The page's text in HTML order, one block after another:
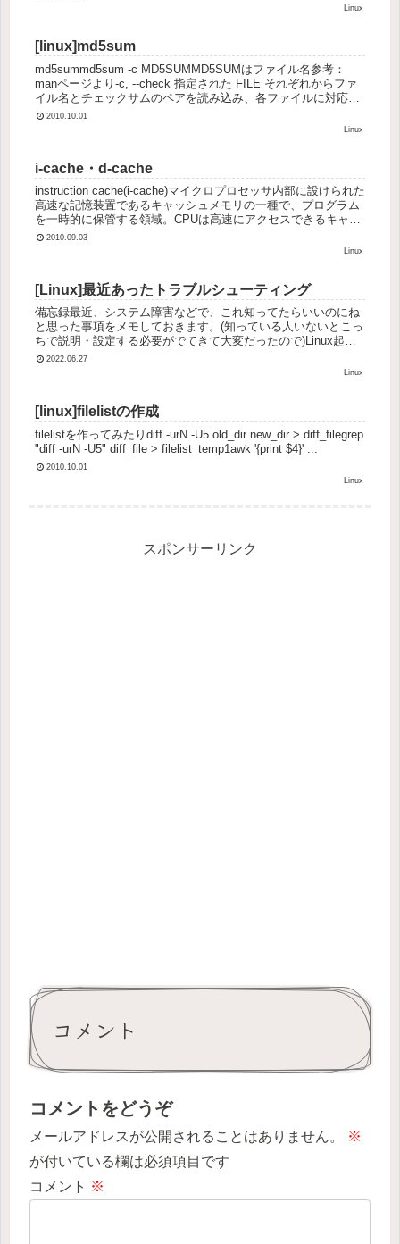
Linux
[linux]md5sum
md5summd5sum -c MD5SUMMD5SUMはファイル名参考：
manページより-c, --check 指定された FILE それぞれからファ
イル名とチェックサムのペアを読み込み、各ファイルに対応す
るチェックサムが正しいかどうか ...
2010.10.01
Linux
i-cache・d-cache
instruction cache(i-cache)マイクロプロセッサ内部に設けられた
高速な記憶装置であるキャッシュメモリの一種で、プログラム
を一時的に保管する領域。CPUは高速にアクセスできるキャッ
シュメモリに使用頻度の高いデータを蓄積し...
2010.09.03
Linux
[Linux]最近あったトラブルシューティング
備忘録最近、システム障害などで、これ知ってたらいいのにね
と思った事項をメモしておきます。(知っている人いないとこっ
ちで説明・設定する必要がでてきて大変だったので)Linux起動
時にシェルを実行する方法systemd （今はinitじゃないん...
2022.06.27
Linux
[linux]filelistの作成
filelistを作ってみたりdiff -urN -U5 old_dir new_dir > diff_filegrep
"diff -urN -U5" diff_file > filelist_temp1awk '{print $4}' ...
2010.10.01
Linux
スポンサーリンク
コメント
コメントをどうぞ
メールアドレスが公開されることはありません。
※
が付いている欄は必須項目です
コメント ※